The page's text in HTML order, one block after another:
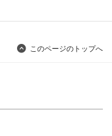
このページのトップへ